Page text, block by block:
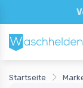
Startseite